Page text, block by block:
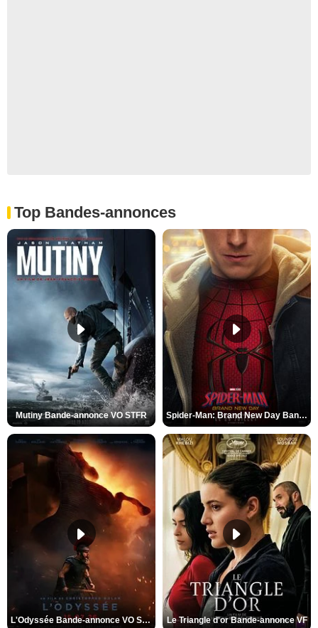
Top Bandes-annonces
Mutiny Bande-annonce VO STFR Spider-Man: Brand New Day Bande-annonce VO STFR
L'Odyssée Bande-annonce VO STFR Le Triangle d'or Bande-annonce VF